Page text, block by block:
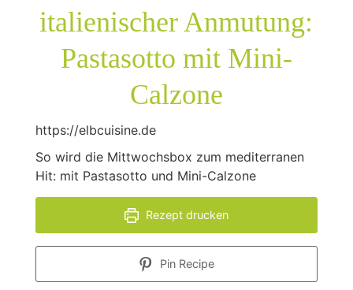
italienischer Anmutung:
Pastasotto mit Mini-
Calzone
https://elbcuisine.de
So wird die Mittwochsbox zum mediterranen
Hit: mit Pastasotto und Mini-Calzone
Rezept drucken
Pin Recipe